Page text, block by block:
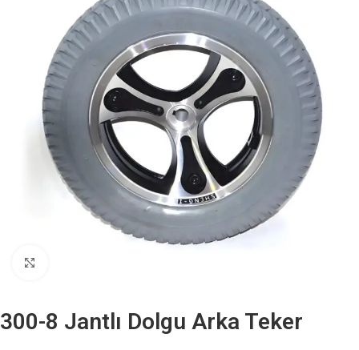
300-8 Jantlı Dolgu Arka Teker